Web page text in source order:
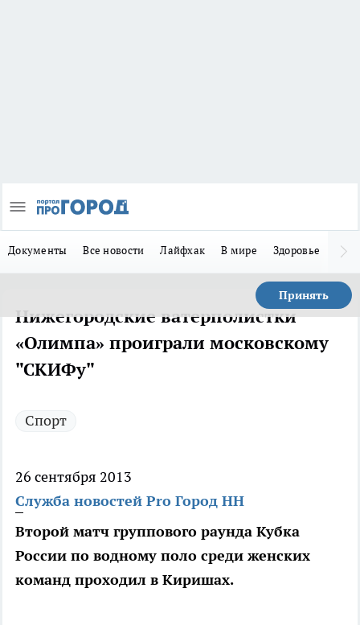
Документы Все новости Лайфхак В мире Здоровье
Принять
Нижегородские ватерполистки
«Олимпа» проиграли московскому
"СКИФу"
Спорт
26 сентября 2013
Служба новостей Pro Город НН
Второй матч группового раунда Кубка
России по водному поло среди женских
команд проходил в Киришах.